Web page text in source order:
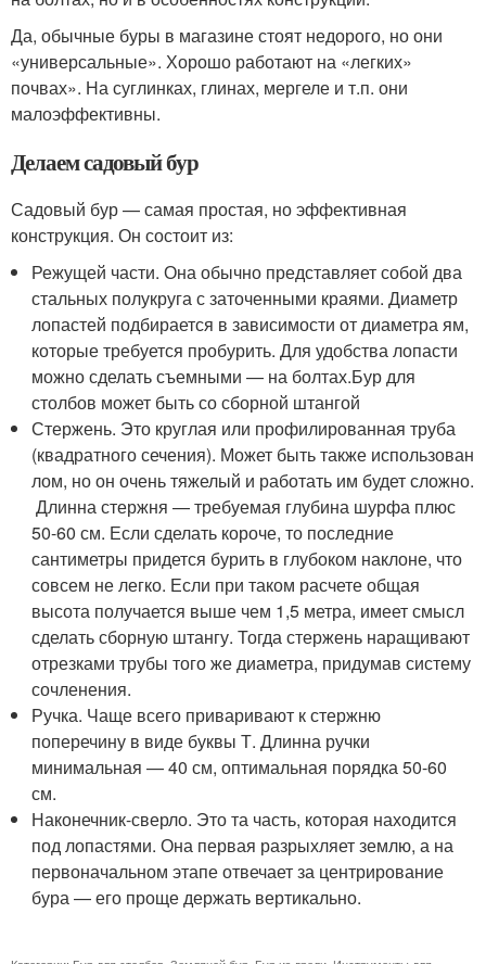
Да, обычные буры в магазине стоят недорого, но они
«универсальные». Хорошо работают на «легких»
почвах». На суглинках, глинах, мергеле и т.п. они
малоэффективны.
Делаем садовый бур
Садовый бур — самая простая, но эффективная
конструкция. Он состоит из:
Режущей части. Она обычно представляет собой два
стальных полукруга с заточенными краями. Диаметр
лопастей подбирается в зависимости от диаметра ям,
которые требуется пробурить. Для удобства лопасти
можно сделать съемными — на болтах.Бур для
столбов может быть со сборной штангой
Стержень. Это круглая или профилированная труба
(квадратного сечения). Может быть также использован
лом, но он очень тяжелый и работать им будет сложно.
Длинна стержня — требуемая глубина шурфа плюс
50-60 см. Если сделать короче, то последние
сантиметры придется бурить в глубоком наклоне, что
совсем не легко. Если при таком расчете общая
высота получается выше чем 1,5 метра, имеет смысл
сделать сборную штангу. Тогда стержень наращивают
отрезками трубы того же диаметра, придумав систему
сочленения.
Ручка. Чаще всего приваривают к стержню
поперечину в виде буквы Т. Длинна ручки
минимальная — 40 см, оптимальная порядка 50-60
см.
Наконечник-сверло. Это та часть, которая находится
под лопастями. Она первая разрыхляет землю, а на
первоначальном этапе отвечает за центрирование
бура — его проще держать вертикально.